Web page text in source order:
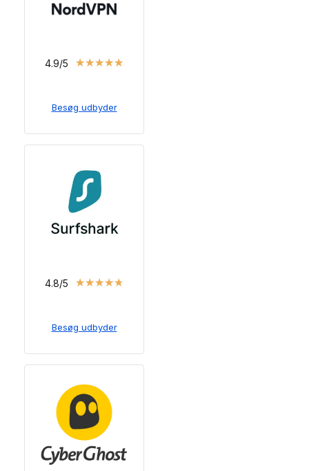
4.9/5 ★★★★★
Besøg udbyder
4.8/5 ★★★★★
Besøg udbyder